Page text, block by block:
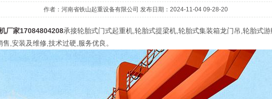
作者：河南省铁山起重设备有限公司 发布日期：2024-11-04 09-28-20
厂家17084804208承接轮胎式门式起重机,轮胎式提梁机,轮胎式集装箱龙门吊,轮胎式
,安装及维修,技术过硬,服务优良。